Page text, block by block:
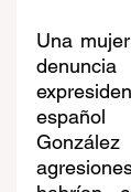
Una